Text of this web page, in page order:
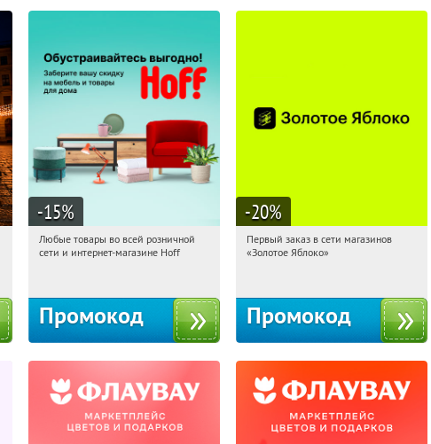
-15%
13:32:04 Получили:
Любые товары во всей розничной
сети и интернет-магазине Hoff
Промокод
-20%
13:32:04
Получи первым!
Первый заказ в сети магазинов
«Золотое Яблоко»
Промокод